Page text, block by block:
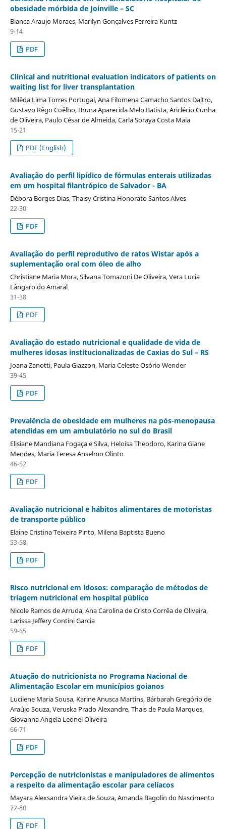
obesidade mórbida de Joinville – SC
Bianca Araujo Moraes, Marilyn Gonçalves Ferreira Kuntz
9-14
PDF
Clinical and nutritional evaluation indicators of patients on
waiting list for liver transplantation
Milêda Lima Torres Portugal, Ana Filomena Camacho Santos Daltro,
Gustavo Rêgo Coêlho, Bruna Aparecida Melo Batista, Ariclécio Cunha
de Oliveira, Paulo César de Almeida, Carla Soraya Costa Maia
15-21
PDF (English)
Avaliação do perfil lipídico de fórmulas enterais utilizadas
em um hospital filantrópico de Salvador - BA
Débora Borges Dias, Thaisy Cristina Honorato Santos Alves
22-30
PDF
Avaliação do perfil reprodutivo de ratos Wistar após a
suplementação oral com óleo de alho
Christiane Maria Mora, Silvana Tomazoni De Oliveira, Vera Lucia
Lângaro do Amaral
31-38
PDF
Avaliação do estado nutricional e qualidade de vida de
mulheres idosas institucionalizadas de Caxias do Sul – RS
Joana Zanotti, Paula Giazzon, Maria Celeste Osório Wender
39-45
PDF
Prevalência de obesidade em mulheres na pós-menopausa
atendidas em um ambulatório no sul do Brasil
Elisiane Mandiana Fogaça e Silva, Heloísa Theodoro, Karina Giane
Mendes, Maria Teresa Anselmo Olinto
46-52
PDF
Avaliação nutricional e hábitos alimentares de motoristas
de transporte público
Elaine Cristina Teixeira Pinto, Milena Baptista Bueno
53-58
PDF
Risco nutricional em idosos: comparação de métodos de
triagem nutricional em hospital público
Nicole Ramos de Arruda, Ana Carolina de Cristo Corrêa de Oliveira,
Larissa Jeffery Contini Garcia
59-65
PDF
Atuação do nutricionista no Programa Nacional de
Alimentação Escolar em municípios goianos
Lucilene Maria Sousa, Karine Anusca Martins, Bárbarah Gregório de
Araújo Souza, Veruska Prado Alexandre, Thais de Paula Marques,
Giovanna Angela Leonel Oliveira
66-71
PDF
Percepção de nutricionistas e manipuladores de alimentos
a respeito da alimentação escolar para celíacos
Mayara Alexsandra Vieira de Souza, Amanda Bagolin do Nascimento
72-80
PDF